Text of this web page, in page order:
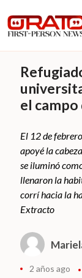
el
El 12 de
apoyé la
se iluminó
llenaron la
corrí hacia la
Extracto
2 años ago